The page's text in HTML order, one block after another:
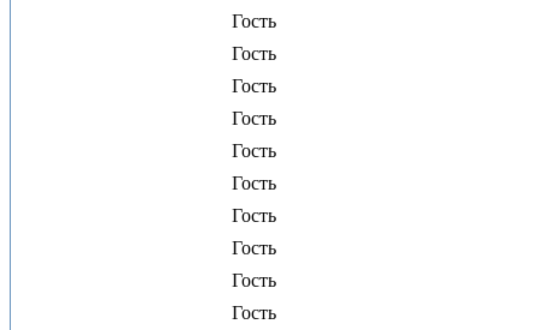
Гость
Гость
Гость
Гость
Гость
Гость
Гость
Гость
Гость
Гость